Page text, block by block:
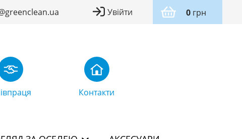
Увійти 0грн
Контакти